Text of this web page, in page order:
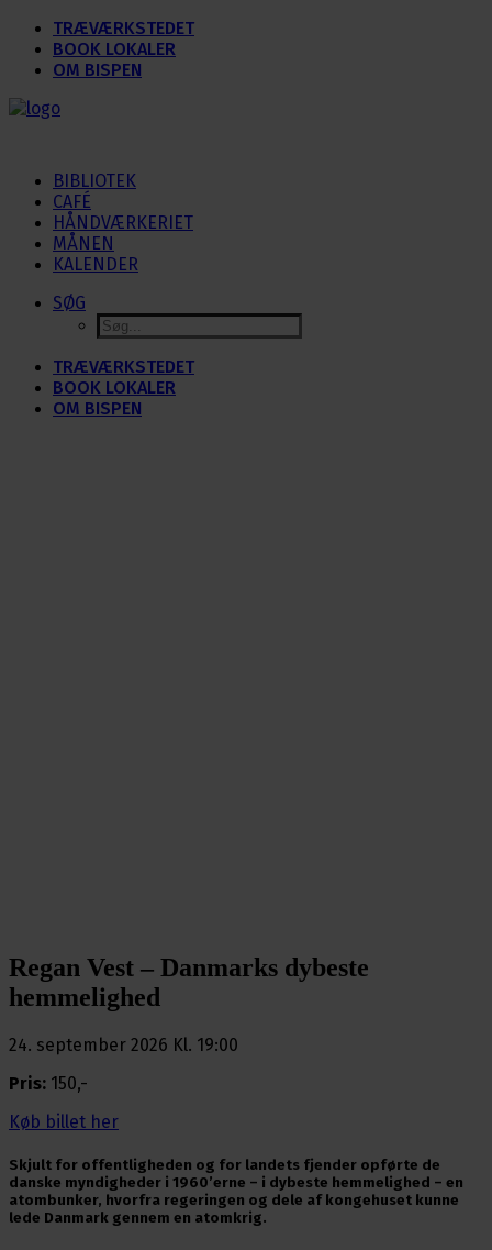
TRÆVÆRKSTEDET
BOOK LOKALER
OM BISPEN
BIBLIOTEK
CAFÉ
HÅNDVÆRKERIET
MÅNEN
KALENDER
SØG
TRÆVÆRKSTEDET
BOOK LOKALER
OM BISPEN
Regan Vest – Danmarks dybeste
hemmelighed
24. september 2026 Kl. 19:00
Pris: 150,-
Køb billet her
Skjult for offentligheden og for landets fjender opførte de
danske myndigheder i 1960’erne – i dybeste hemmelighed – en
atombunker, hvorfra regeringen og dele af kongehuset kunne
lede Danmark gennem en atomkrig.